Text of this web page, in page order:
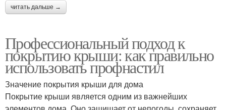
читать дальше →
Профессиональный подход к
покрытию крыши: как правильно
использовать профнастил
Значение покрытия крыши для дома
Покрытие крыши является одним из важнейших